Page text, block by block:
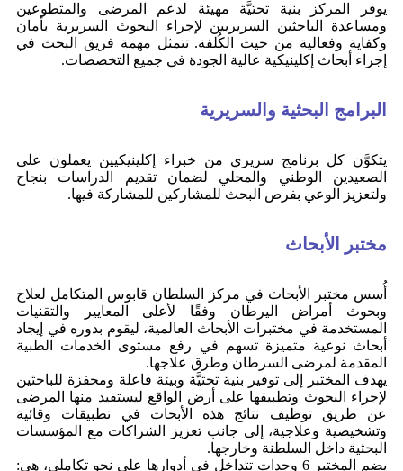
يوفر المركز بنية تحتيَّة مهيئة لدعم المرضى والمتطوعين
ومساعدة الباحثين السريريين لإجراء البحوث السريرية بأمان
وكفاية وفعالية من حيث الكُلفة. تتمثل مهمة فريق البحث في
إجراء أبحاث إكلينيكية عالية الجودة في جميع التخصصات.
البرامج البحثية والسريرية
يتكوَّن كل برنامج سريري من خبراء إكلينيكيين يعملون على
الصعيدين الوطني والمحلي لضمان تقديم الدراسات بنجاح
ولتعزيز الوعي بفرص البحث للمشاركين للمشاركة فيها.
مختبر الأبحاث
أُسس مختبر الأبحاث في مركز السلطان قابوس المتكامل لعلاج
وبحوث أمراض اليرطان وفقًا لأعلى المعايير والتقنيات
المستخدمة في مختبرات الأبحاث العالمية، ليقوم بدوره في إيجاد
أبحاث نوعية متميزة تسهم في رفع مستوى الخدمات الطبية
المقدمة لمرضى السرطان وطرق علاجها.
يهدف المختبر إلى توفير بنية تحتيَّة وبيئة فاعلة ومحفزة للباحثين
لإجراء البحوث وتطبيقها على أرض الواقع ليستفيد منها المرضى
عن طريق توظيف نتائج هذه الأبحاث في تطبيقات وقائية
وتشخيصية وعلاجية، إلى جانب تعزيز الشراكات مع المؤسسات
البحثية داخل السلطنة وخارجها.
يضم المختبر 6 وحدات تتداخل في أدوارها على نحوٍ تكاملي، هي: